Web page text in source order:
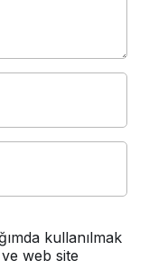
kullanılmak
web site